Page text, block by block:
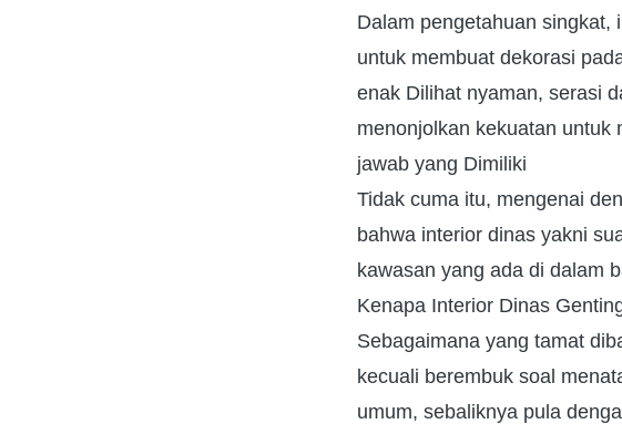
Dalam pengetahuan singkat,
untuk membuat dekorasi
enak Dilihat nyaman, serasi
menonjolkan kekuatan untuk
jawab yang Dimiliki
Tidak cuma itu, mengenai
bahwa interior dinas yakni
kawasan yang ada di dalam
Kenapa Interior Dinas
Sebagaimana yang tamat
kecuali berembuk soal
umum, sebaliknya pula